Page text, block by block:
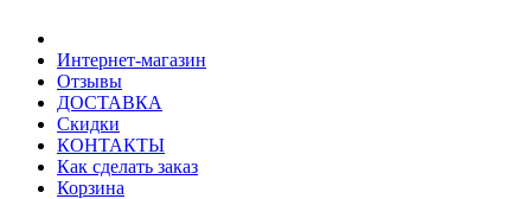
Интернет-магазин
Отзывы
ДОСТАВКА
Скидки
КОНТАКТЫ
Как сделать заказ
Корзина